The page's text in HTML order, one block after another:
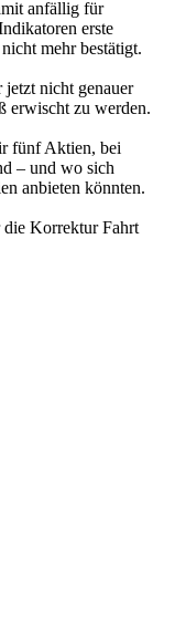
anfällig für
erste
mehr bestätigt.
jetzt nicht genauer
erwischt zu werden.
fünf Aktien, bei
– und wo sich
anbieten könnten.
die Korrektur Fahrt